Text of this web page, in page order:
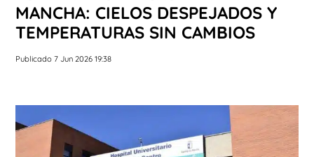
MANCHA: CIELOS DESPEJADOS Y
TEMPERATURAS SIN CAMBIOS
Publicado 7 Jun 2026 19:38